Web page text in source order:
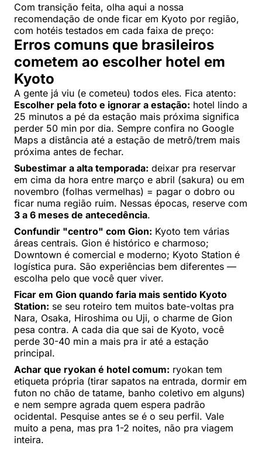
Com transição feita, olha aqui a nossa
recomendação de onde ficar em Kyoto por região,
com hotéis testados em cada faixa de preço:
Erros comuns que brasileiros
cometem ao escolher hotel em
Kyoto
A gente já viu (e cometeu) todos eles. Fica atento:
Escolher pela foto e ignorar a estação: hotel lindo a
25 minutos a pé da estação mais próxima significa
perder 50 min por dia. Sempre confira no Google
Maps a distância até a estação de metrô/trem mais
próxima antes de fechar.
Subestimar a alta temporada: deixar pra reservar
em cima da hora entre março e abril (sakura) ou em
novembro (folhas vermelhas) = pagar o dobro ou
ficar numa região ruim. Nessas épocas, reserve com
3 a 6 meses de antecedência.
Confundir "centro" com Gion: Kyoto tem várias
áreas centrais. Gion é histórico e charmoso;
Downtown é comercial e moderno; Kyoto Station é
logística pura. São experiências bem diferentes —
escolha pelo que você quer viver.
Ficar em Gion quando faria mais sentido Kyoto
Station: se seu roteiro tem muitos bate-voltas pra
Nara, Osaka, Hiroshima ou Uji, o charme de Gion
pesa contra. A cada dia que sai de Kyoto, você
perde 30-40 min a mais pra ir até a estação
principal.
Achar que ryokan é hotel comum: ryokan tem
etiqueta própria (tirar sapatos na entrada, dormir em
futon no chão de tatame, banho coletivo em alguns)
e nem sempre agrada quem espera padrão
ocidental. Pesquise antes se é o seu perfil. Vale
muito a pena, mas pra 1-2 noites, não pra viagem
inteira.